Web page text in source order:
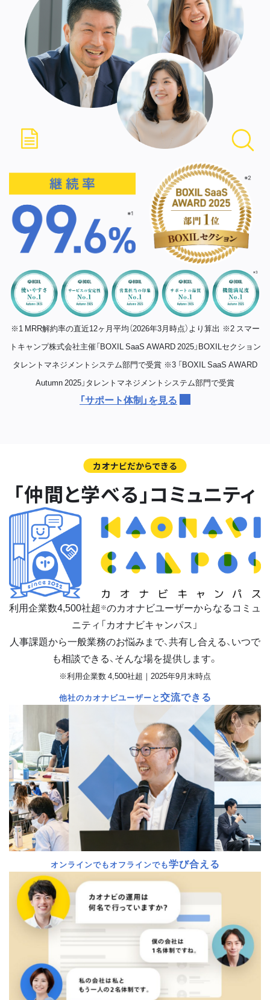
※1 MRR解約率の直近12ヶ月平均（2026年3月時点）より算出 ※2 スマー
トキャンプ株式会社主催「BOXIL SaaS AWARD 2025」BOXILセクション
タレントマネジメントシステム部門で受賞 ※3 「BOXIL SaaS AWARD
Autumn 2025」タレントマネジメントシステム部門で受賞
「サポート体制」を見る
カオナビだからできる
「仲間と学べる」コミュニティ
利用企業数4,500社超 ※のカオナビユーザーからなるコミュ
ニティ「カオナビキャンパス」
人事課題から一般業務のお悩みまで、共有し合える、いつで
も相談できる、そんな場を提供します。
※利用企業数 4,500社超｜2025年9月末時点
他社のカオナビユーザーと交流できる
オンラインでもオフラインでも学び合える